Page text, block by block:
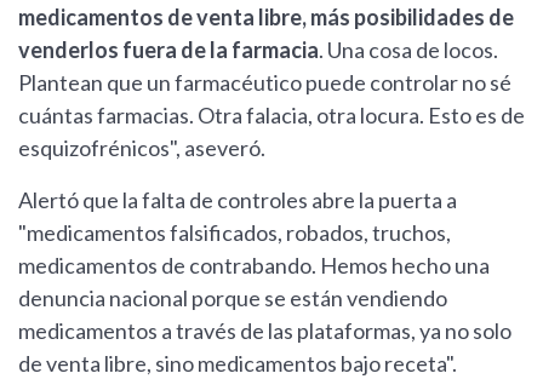
medicamentos de venta libre, más posibilidades de
venderlos fuera de la farmacia. Una cosa de locos.
Plantean que un farmacéutico puede controlar no sé
cuántas farmacias. Otra falacia, otra locura. Esto es de
esquizofrénicos", aseveró.
Alertó que la falta de controles abre la puerta a
"medicamentos falsificados, robados, truchos,
medicamentos de contrabando. Hemos hecho una
denuncia nacional porque se están vendiendo
medicamentos a través de las plataformas, ya no solo
de venta libre, sino medicamentos bajo receta".